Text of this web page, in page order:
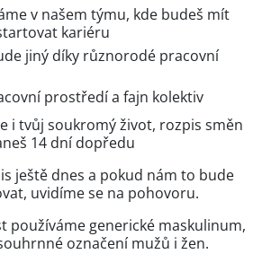
v našem týmu, kde budeš mít
kariéru
jiný díky různorodé pracovní
prostředí a fajn kolektiv
i tvůj soukromý život, rozpis směn
14 dní dopředu
ještě dnes a pokud nám to bude
uvidíme se na pohovoru.
používáme generické maskulinum,
označení mužů i žen.